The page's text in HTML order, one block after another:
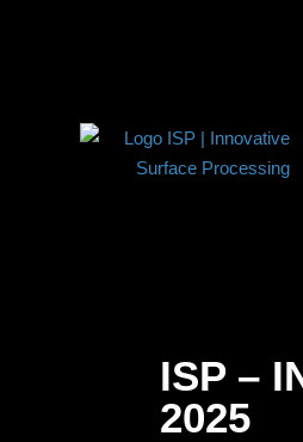
ISP –
2025